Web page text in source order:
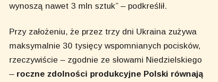
wynoszą nawet 3 mln sztuk” – podkreślił.
Przy założeniu, że przez trzy dni Ukraina zużywa
maksymalnie 30 tysięcy wspomnianych pocisków,
rzeczywiście – zgodnie ze słowami Niedzielskiego
– roczne zdolności produkcyjne Polski równają